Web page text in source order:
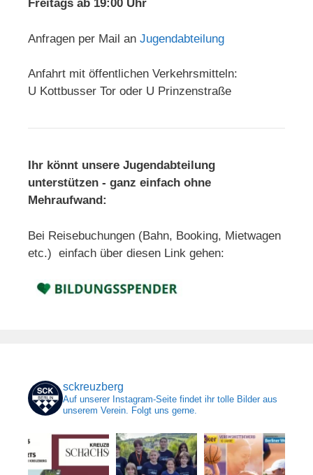
Freitags ab 19:00 Uhr
Anfragen per Mail an Jugendabteilung
Anfahrt mit öffentlichen Verkehrsmitteln:
U Kottbusser Tor oder U Prinzenstraße
Ihr könnt unsere Jugendabteilung
unterstützen - ganz einfach ohne
Mehraufwand:
Bei Reisebuchungen (Bahn, Booking, Mietwagen
etc.) einfach über diesen Link gehen:
sckreuzberg
Auf unserer Instagram-Seite findet ihr tolle Bilder aus
unserem Verein. Folgt uns gerne.